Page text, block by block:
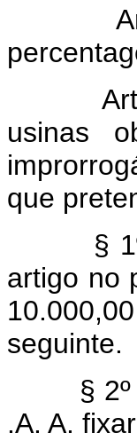
usinas
que
§ 1º A
artigo no
seguinte.
§ 2º
.A. A.